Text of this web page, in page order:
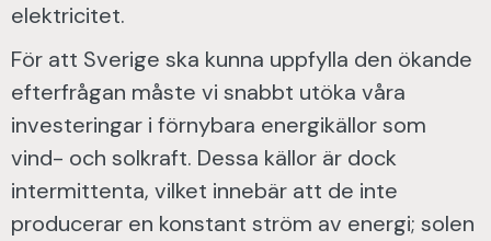
elektricitet.
För att Sverige ska kunna uppfylla den ökande
efterfrågan måste vi snabbt utöka våra
investeringar i förnybara energikällor som
vind- och solkraft. Dessa källor är dock
intermittenta, vilket innebär att de inte
producerar en konstant ström av energi; solen